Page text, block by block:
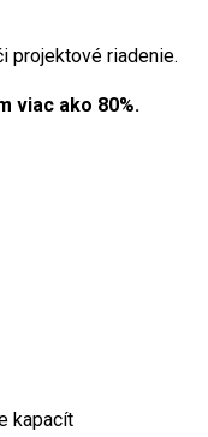
projektové riadenie.
viac ako 80%.
kapacít